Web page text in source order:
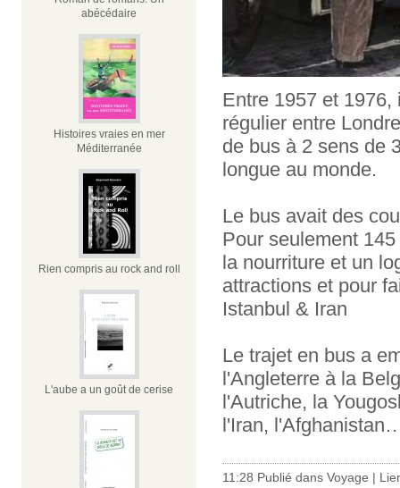
abécédaire
Histoires vraies en mer
Méditerranée
Rien compris au rock and roll
L'aube a un goût de cerise
Entre 1957 et
régulier entre
de bus à 2 sens de
longue au monde.
Le bus avait des
Pour seulement
la nourriture et un
attractions et pour
Istanbul & Iran
Le trajet en bus a
l'Angleterre à la
l'Autriche, la
l'Iran,
11:28 Publié dans Voyage |